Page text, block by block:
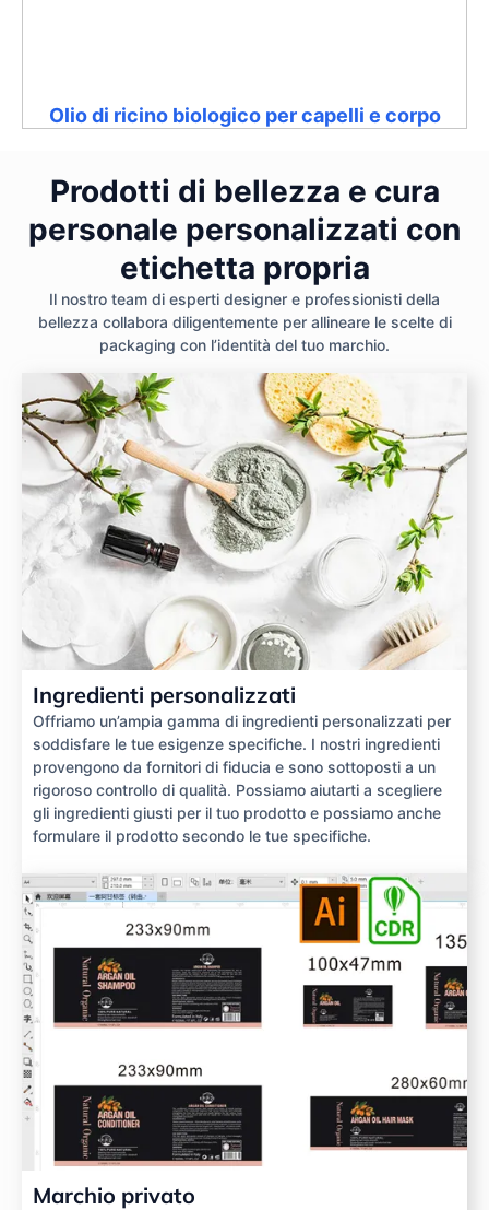
Olio di ricino biologico per capelli e corpo
Prodotti di bellezza e cura
personale personalizzati con
etichetta propria
Il nostro team di esperti designer e professionisti della
bellezza collabora diligentemente per allineare le scelte di
packaging con l’identità del tuo marchio.
Ingredienti personalizzati
Offriamo un’ampia gamma di ingredienti personalizzati per
soddisfare le tue esigenze specifiche. I nostri ingredienti
provengono da fornitori di fiducia e sono sottoposti a un
rigoroso controllo di qualità. Possiamo aiutarti a scegliere
gli ingredienti giusti per il tuo prodotto e possiamo anche
formulare il prodotto secondo le tue specifiche.
Marchio privato